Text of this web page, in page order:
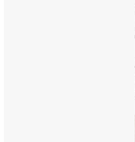
Митрополит Нестор, відомий своїм
покликанням до єдності, очолив цю
глибокими розсудливістю та
з великим шанобливим вітанням в
можливість поділитися своїм
Братія монастиря Влатадон, разом з
Тернопільської єпархії УПЦ (ПЦУ),
митрополитом Нестором, створюючи
молитви та поклоніння. Літургія
святістю та урочистістю, а присутні
спільного участі в цьому святому